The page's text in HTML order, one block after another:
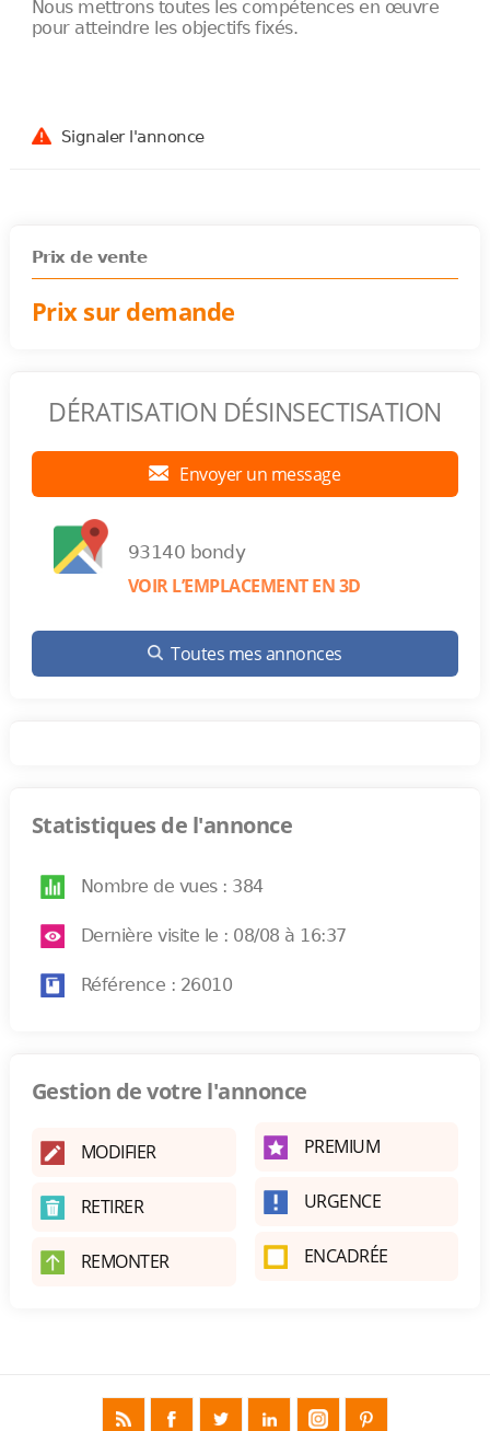
Nous mettrons toutes les compétences en œuvre
pour atteindre les objectifs fixés.
Signaler l'annonce
Prix de vente
Prix sur demande
DÉRATISATION DÉSINSECTISATION
Envoyer un message
93140 bondy
VOIR L’EMPLACEMENT EN 3D
Toutes mes annonces
Statistiques de l'annonce
Nombre de vues : 384
Dernière visite le : 08/08 à 16:37
Référence : 26010
Gestion de votre l'annonce
MODIFIER
RETIRER
REMONTER
PREMIUM
URGENCE
ENCADRÉE